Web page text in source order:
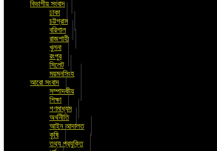
বিভাগীয় সংবাদ
ঢাকা
চট্টগ্রাম
বরিশাল
রাজশাহী
খুলনা
রংপুর
সিলেট
ময়মনসিংহ
আরো সংবাদ
সম্পাদকীয়
শিক্ষা
গণমাধ্যম
অর্থনীতি
আইন আদালত
কৃষি
তথ্য প্রযুক্তি